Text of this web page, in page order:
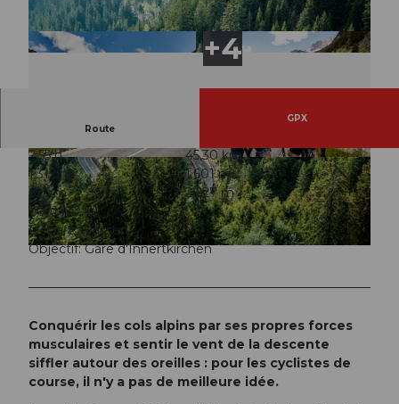
© Martin Wabel, Ferienregion Andermatt
© Martin Wabel, Ferienregion Andermatt
© Andermatt-Urserntal Tourismus GmbH, Ferie
nregion Andermatt
Route
GPX
2:55 h
45,30 km
1.312 m
1.601 m
626 m
2.227 m
1.601 m
Départ: Wassen
Objectif: Gare d'Innertkirchen
Conquérir les cols alpins par ses propres forces
musculaires et sentir le vent de la descente
siffler autour des oreilles : pour les cyclistes de
course, il n'y a pas de meilleure idée.